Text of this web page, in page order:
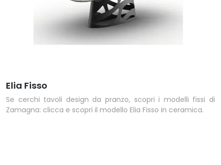
Elia Fisso
Se cerchi tavoli design da pranzo, scopri i modelli fissi di
Zamagna: clicca e scopri il modello Elia Fisso in ceramica.